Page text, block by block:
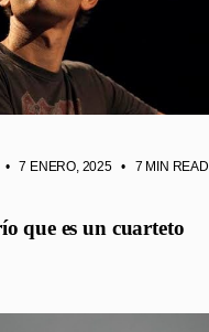
• 7 ENERO, 2025 • 7 MIN READ
que es un cuarteto